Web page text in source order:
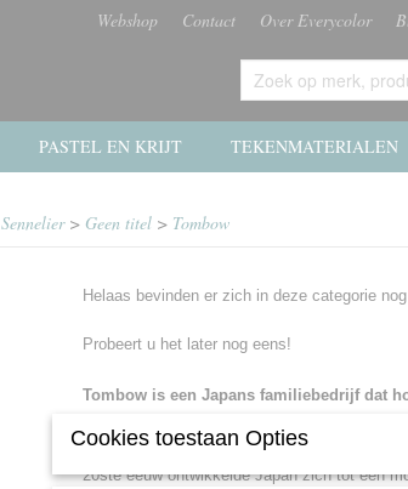
Webshop Contact Over Everycolor
PASTEL EN KRIJT TEKENMATERIALEN
Sennelier> Geen titel > Tombow
Helaas bevinden er zich in deze categorie
Probeert u het later nog eens!
Tombow is een Japans familiebedrijf dat
Aanvankelijk verkocht de potloodfabrikant
20ste eeuw ontwikkelde Japan zich tot een
Cookies toestaan Opties